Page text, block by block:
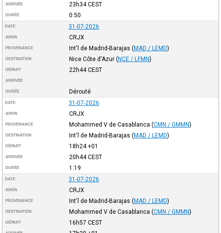
ARRIVÉE 23h34CEST
DURÉE 0:50
DATE 31-07-2026
AVION CRJX
PROVENANCE Int'l de Madrid-Barajas (MAD / LEMD)
DESTINATION Nice Côte d'Azur (NCE / LFMN)
DÉPART 22h44CEST
ARRIVÉE
DURÉE Dérouté
DATE 31-07-2026
AVION CRJX
PROVENANCE Mohammed V de Casablanca (CMN / GMMN)
DESTINATION Int'l de Madrid-Barajas (MAD / LEMD)
DÉPART 18h24+01
ARRIVÉE 20h44CEST
DURÉE 1:19
DATE 31-07-2026
AVION CRJX
PROVENANCE Int'l de Madrid-Barajas (MAD / LEMD)
DESTINATION Mohammed V de Casablanca (CMN / GMMN)
DÉPART 16h57 CEST